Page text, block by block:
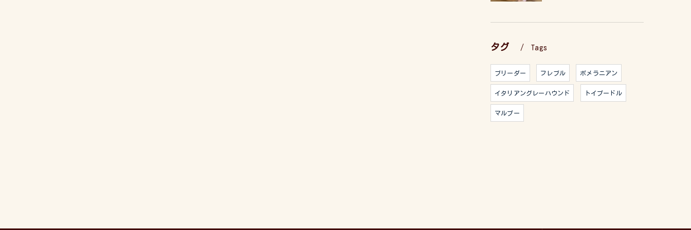
タグ Tags
ブリーダー フレブル ポメラニアン
イタリアングレーハウンド トイプードル
マルプー